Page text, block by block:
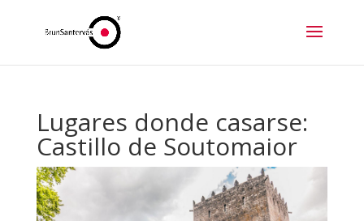
Lugares donde casarse:
Castillo de Soutomaior